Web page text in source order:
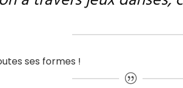
ses formes !